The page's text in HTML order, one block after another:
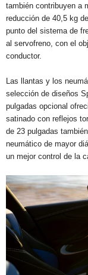
también contribuyen a
reducción de 40,5 kg
punto del sistema de
al servofreno, con el
conductor.
Las llantas y los
selección de diseños
pulgadas opcional
satinado con reflejos
de 23 pulgadas
neumático de mayor
un mejor control de la